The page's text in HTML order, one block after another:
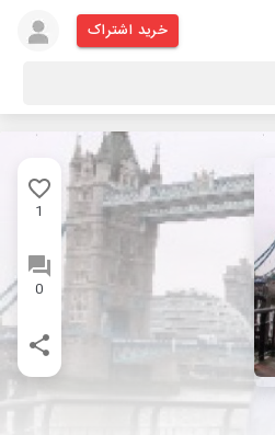
خرید اشتراک
1
0